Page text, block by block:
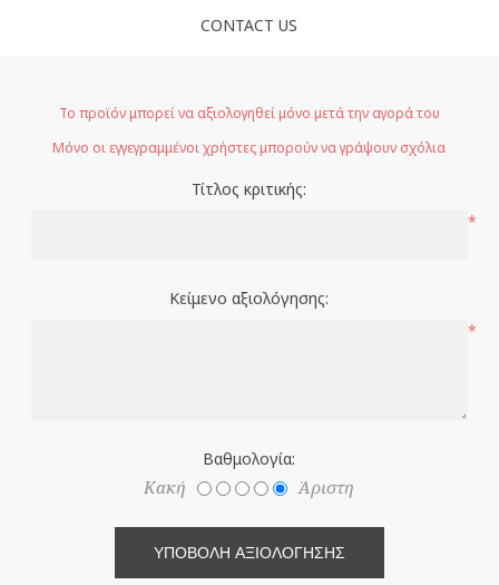
CONTACT US
Το προϊόν μπορεί να αξιολογηθεί μόνο μετά την αγορά του
Μόνο οι εγγεγραμμένοι χρήστες μπορούν να γράψουν σχόλια
Τίτλος κριτικής:
*
Κείμενο αξιολόγησης:
*
Βαθμολογία:
Κακή Άριστη
ΥΠΟΒΟΛΉ ΑΞΙΟΛΌΓΗΣΗΣ